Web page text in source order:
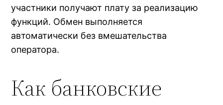
участники получают плату за реализацию
функций. Обмен выполняется
автоматически без вмешательства
оператора.
Как банковские